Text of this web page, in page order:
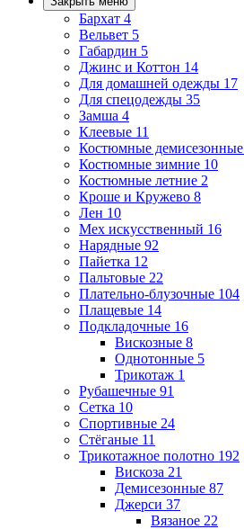
Бархат 4
Вельвет 5
Габардин 5
Джинс и Коттон 14
Для домашней одежды 17
Для спецодежды 35
Замша 4
Клеевые 11
Костюмные демисезонные
Костюмные зимние 10
Костюмные летние 2
Кроше и Кружево 8
Лен 10
Мех искусственный 16
Нарядные 92
Пайетка 12
Пальтовые 22
Плательно-блузочные 104
Плащевые 14
Подкладочные 16
Вискозные 8
Однотонные 5
Трикотаж 1
Рубашечные 91
Сетка 10
Спортивные 24
Стёганые 11
Трикотажное полотно 192
Вискоза 21
Демисезонные 87
Джерси 37
Вязаное 22